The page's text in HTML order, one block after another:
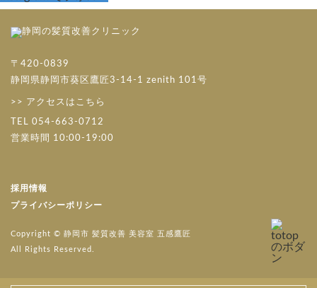
〒420-0839
静岡県静岡市葵区鷹匠3-14-1 zenith 101号
>> アクセスはこちら
TEL 054-663-0712
営業時間 10:00-19:00
採用情報
プライバシーポリシー
Copyright © 静岡市 髪質改善 美容室 五感鷹匠
All Rights Reserved.